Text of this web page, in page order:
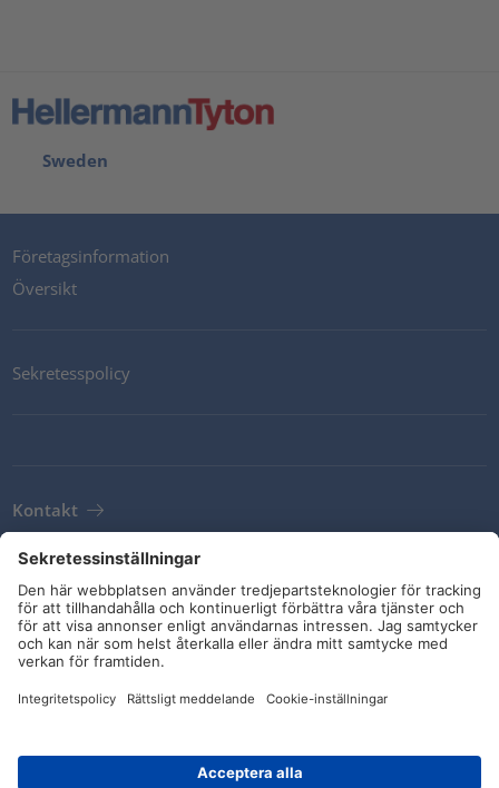
Sweden
Företagsinformation
Översikt
Sekretesspolicy
Kontakt
Leveransvillkor
Riktlinjer och åtaganden
Sociala medier